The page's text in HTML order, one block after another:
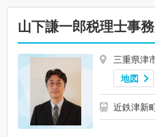
山下謙一郎税理士事
三重県津
地図
近鉄津新